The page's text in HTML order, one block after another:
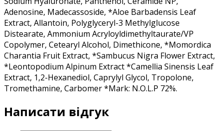
Adenosine, Madecassoside, *Aloe Barbadensis Leaf
Extract, Allantoin, Polyglyceryl-3 Methylglucose
Distearate, Ammonium Acryloyldimethyltaurate/VP
Copolymer, Cetearyl Alcohol, Dimethicone, *Momordica
Charantia Fruit Extract, *Sambucus Nigra Flower Extract,
*Leontopodium Alpinum Extract *Camellia Sinensis Leaf
Extract, 1,2-Hexanediol, Caprylyl Glycol, Tropolone,
Tromethamine, Carbomer *Mark: N.O.L.P 72%.
Написати відгук